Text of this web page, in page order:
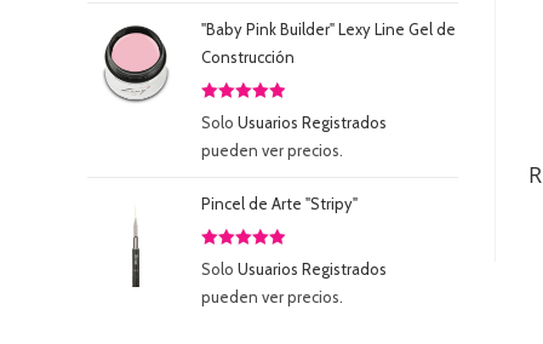
"Baby Pink Builder" Lexy Line Gel de
Construcción
Valorado
5.00
5
Solo Usuarios Registrados
pueden ver precios.
Pincel de Arte "Stripy"
Valorado
5.00
5
Solo Usuarios Registrados
pueden ver precios.